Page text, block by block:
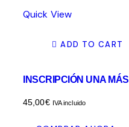
Quick View
ADD TO CART
INSCRIPCIÓN UNA MÁS
45,00€ IVA incluido